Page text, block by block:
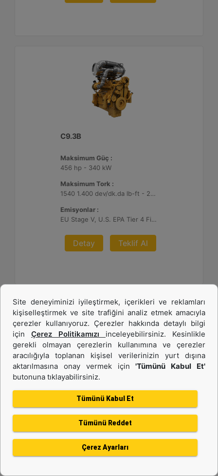
C9.3B
Maksimum Güç :
456 hp - 340 kW
Maksimum Tork :
1540 1.400 dev/dk.da lb-ft - 2088 1.400 dev/dk.da Nm
Emisyonlar :
EU Stage V, U.S. EPA Tier 4 Final, Korea Stage V, Japan 2014, China NRIV
Detay Teklif Al
Maksimum Güç :
577 hp - 430 kW
Maksimum Tork :
Emisyonlar :
Site deneyiminizi iyileştirmek, içerikleri ve reklamları
kişiselleştirmek ve site trafiğini analiz etmek amacıyla
çerezler kullanıyoruz. Çerezler hakkında detaylı bilgi
için Çerez Politikamızı inceleyebilirsiniz. Kesinlikle
gerekli olmayan çerezlerin kullanımına ve çerezler
aracılığıyla toplanan kişisel verilerinizin yurt dışına
aktarılmasına onay vermek için'Tümünü Kabul Et'
butonuna tıklayabilirsiniz.
Tümünü Kabul Et
Tümünü Reddet
Çerez Ayarları